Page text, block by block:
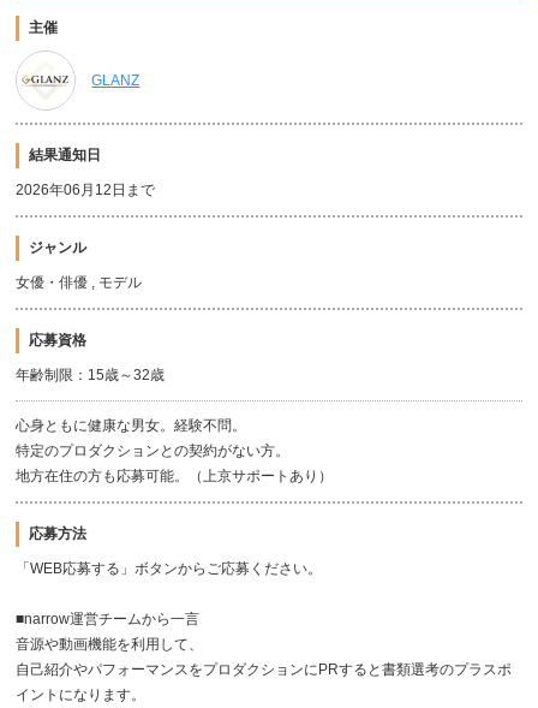
主催
GLANZ
結果通知日
2026年06月12日まで
ジャンル
女優・俳優 , モデル
応募資格
年齢制限：15歳～32歳
心身ともに健康な男女。経験不問。
特定のプロダクションとの契約がない方。
地方在住の方も応募可能。（上京サポートあり）
応募方法
「WEB応募する」ボタンからご応募ください。
■narrow運営チームから一言
音源や動画機能を利用して、
自己紹介やパフォーマンスをプロダクションにPRすると書類選考のプラスポ
イントになります。